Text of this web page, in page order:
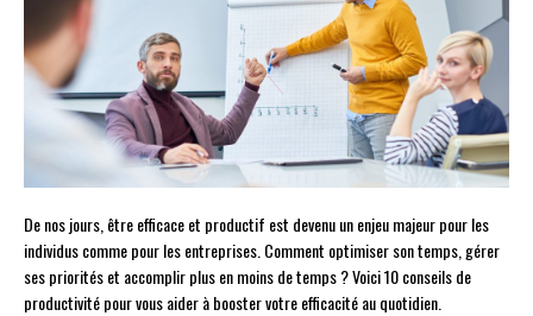
De nos jours, être efficace et productif est devenu un enjeu majeur pour les
individus comme pour les entreprises. Comment optimiser son temps, gérer
ses priorités et accomplir plus en moins de temps ? Voici 10 conseils de
productivité pour vous aider à booster votre efficacité au quotidien.